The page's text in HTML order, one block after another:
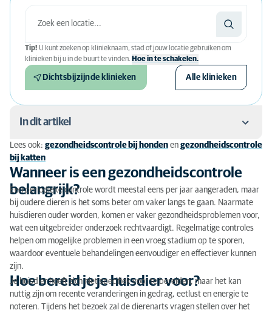
Tip! U kunt zoeken op klinieknaam, stad of jouw locatie gebruiken om
klinieken bij u in de buurt te vinden. Hoe in te schakelen.
Dichtsbijzijnde klinieken Alle klinieken
In dit artikel
Wanneer is een gezondheidscontrole belangrijk?
Hoe bereid je je huisdier voor?
Wat gebeurt er tijdens de controle?
Extra onderzoeken voor gedetailleerde diagnostiek
Nazorg en de rol van de eigenaar
Voordelen en mogelijke nadelen
Kosten en vragen over de gezondheidscontrole
Lees ook: gezondheidscontrole bij honden en gezondheidscontrole
bij katten
Wanneer is een gezondheidscontrole
belangrijk?
Een periodieke controle wordt meestal eens per jaar aangeraden, maar
bij oudere dieren is het soms beter om vaker langs te gaan. Naarmate
huisdieren ouder worden, komen er vaker gezondheidsproblemen voor,
wat een uitgebreider onderzoek rechtvaardigt. Regelmatige controles
helpen om mogelijke problemen in een vroeg stadium op te sporen,
waardoor eventuele behandelingen eenvoudiger en effectiever kunnen
zijn.
Hoe bereid je je huisdier voor?
Je huisdier hoeft zich niet specifiek voor te bereiden, maar het kan
nuttig zijn om recente veranderingen in gedrag, eetlust en energie te
noteren. Tijdens het bezoek zal de dierenarts vragen stellen over het